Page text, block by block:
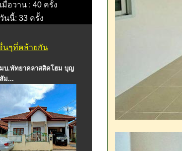
เมื่อวาน : 40 ครั้ง
วันนี้: 33 ครั้ง
นๆที่คล้ายกัน
มบ.พัทยาคลาสสิคโฮม บุญ
สัม...